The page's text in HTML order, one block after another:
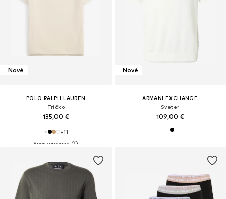
Nové
POLO RALPH LAUREN
Tričko
135,00 €
+11
Nové
ARMANI EXCHANGE
Sveter
109,00 €